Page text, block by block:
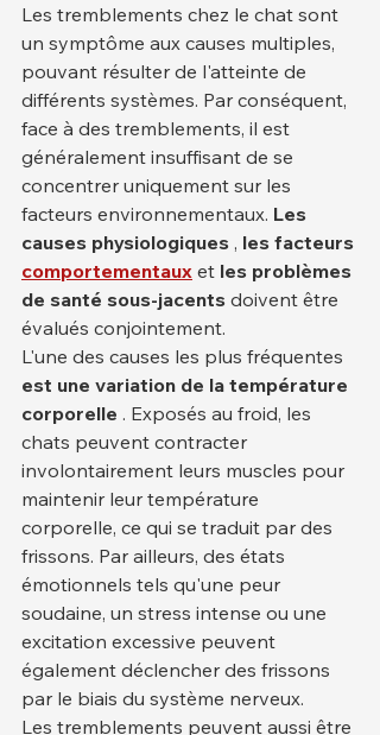
Les tremblements chez le chat sont
un symptôme aux causes multiples,
pouvant résulter de l'atteinte de
différents systèmes. Par conséquent,
face à des tremblements, il est
généralement insuffisant de se
concentrer uniquement sur les
facteurs environnementaux. Les
causes physiologiques , les facteurs
comportementaux et les problèmes
de santé sous-jacents doivent être
évalués conjointement.
L'une des causes les plus fréquentes
est une variation de la température
corporelle . Exposés au froid, les
chats peuvent contracter
involontairement leurs muscles pour
maintenir leur température
corporelle, ce qui se traduit par des
frissons. Par ailleurs, des états
émotionnels tels qu'une peur
soudaine, un stress intense ou une
excitation excessive peuvent
également déclencher des frissons
par le biais du système nerveux.
Les tremblements peuvent aussi être